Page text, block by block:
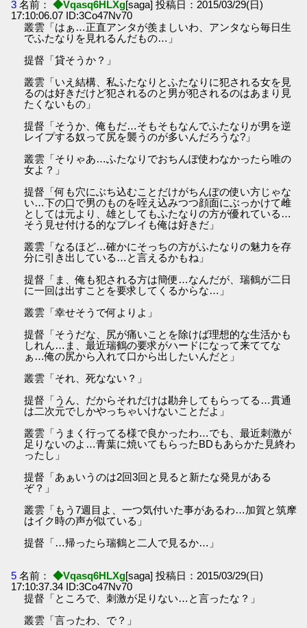
3 名前： ◆Vqasq6HLXg[saga] 投稿日：2015/03/29(日)
17:10:06.07 ID:3Co47Nv70
叢雲「はぁ…正直アンタが羨ましいわ、アンタなら毎日生
でふたなりを見れるんだもの…」
提督「貸そうか？」
叢雲「いえ結構、私ふたなりとふたなりに犯される女を見
るのは好きだけど犯されるのと男が犯されるのはあまり見
たくないもの」
提督「そうか、俺もだ…そもそもなんでふたなりが男を逆
レイプする奴って尻を襲うのが多いんだろうな?」
叢雲「そりゃあ…ふたなりでおちんぽ使わなかったら唯の
女よ？」
提督「何も穴にぶち込むことだけがちんぽの使い方じゃな
い…下の口で男のものを咥え込みつつ顔面にぶっかけて雌
としては元より、雄としてもふたなりの方が優れている…
そう見せ付ける的なプレイも俺は好きだ」
叢雲「なるほど…確かにそっちの方がふたなりの魅力を存
分に引き出している…と言えるかもね」
提督「ま、俺も犯される方は簡便…なんだが、瑞鶴が二日
に一回は出すことを要求してくるからな…」
叢雲「幸せそうで何よりよ」
提督「そうだな、尻が痛いことを除けば理想的な生活かも
しれん…ま、最近瑞鶴の要求がハードになって来ててな
ぁ…俺の尻から入れて口から出したいんだと」
叢雲「それ、死なない？」
提督「うん、だからそれだけは勘弁してもらってる…貫通
は二次元でしかやっちゃいけないことだよ」
叢雲「うまく行ってる様で良かったわ…でも、最近刺激が
足りないのよ…青葉に焼いてもらったBDもあらかた見終わ
ったし」
提督「あぁいうのは2回3回と見ると新たな発見がある
ぞ？」
叢雲「もう7週目よ、一つ気付いた事があるわ…加賀と筑摩
はイク時の声が似ている」
提督「…帰ったら瑞鶴と二人で見るか…」
5 名前： ◆Vqasq6HLXg[saga] 投稿日：2015/03/29(日)
17:10:37.34 ID:3Co47Nv70
提督「ところで、刺激が足りない…と言ったな？」
叢雲「言ったわ、で？」